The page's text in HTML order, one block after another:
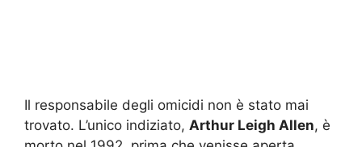
Il responsabile degli omicidi non è stato mai
trovato. L’unico indiziato,
Arthur Leigh Allen
, è
morto nel 1992, prima che venisse aperta